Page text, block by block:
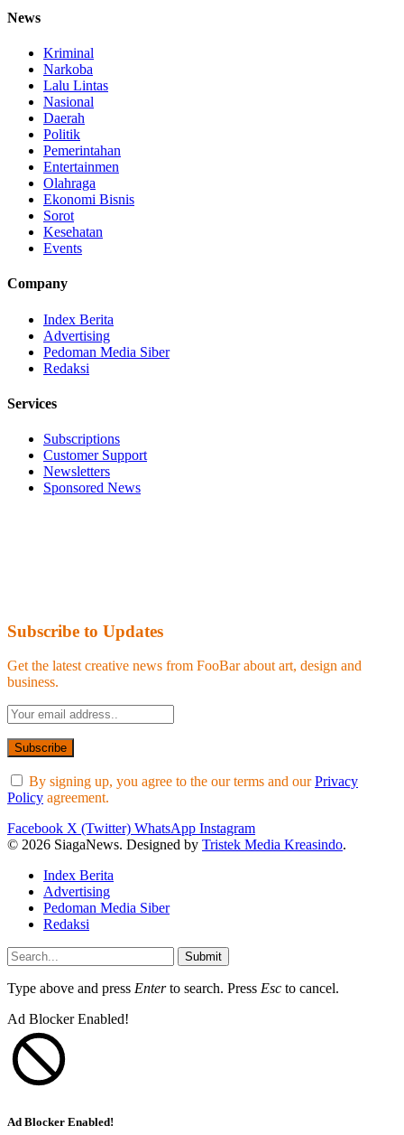
News
Kriminal
Narkoba
Lalu Lintas
Nasional
Daerah
Politik
Pemerintahan
Entertainmen
Olahraga
Ekonomi Bisnis
Sorot
Kesehatan
Events
Company
Index Berita
Advertising
Pedoman Media Siber
Redaksi
Services
Subscriptions
Customer Support
Newsletters
Sponsored News
Subscribe to Updates
Get the latest creative news from FooBar about art, design and
business.
By signing up, you agree to the our terms and ourPrivacy
Policy agreement.
Facebook X (Twitter) WhatsApp Instagram
© 2026 SiagaNews. Designed by Tristek Media Kreasindo.
Index Berita
Advertising
Pedoman Media Siber
Redaksi
Submit
Type above and press Enterto search. Press Esc to cancel.
Ad Blocker Enabled!
Ad Blocker Enabled!